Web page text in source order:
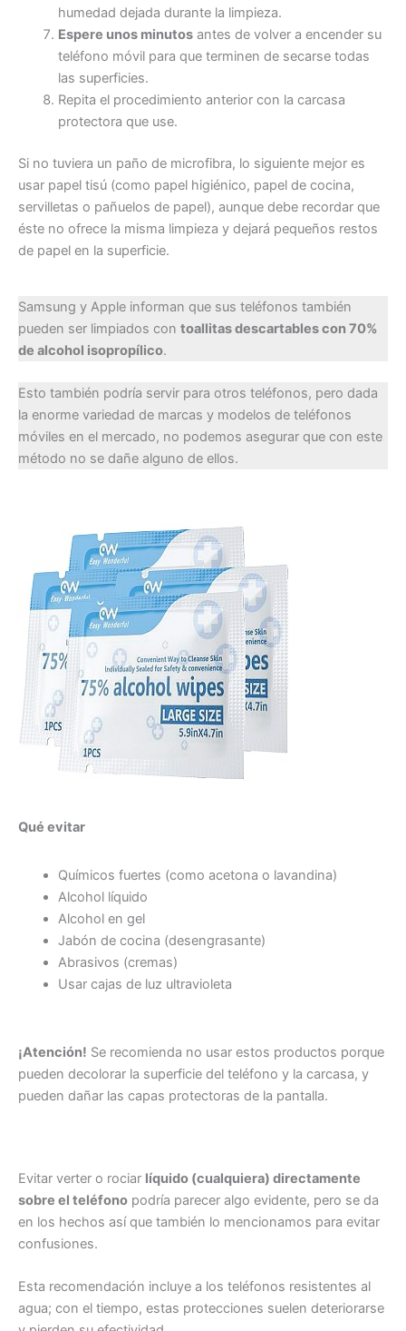
humedad dejada durante la limpieza.
Espere unos minutosantes de volver a encender su
teléfono móvil para que terminen de secarse todas
las superficies.
Repita el procedimiento anterior con la carcasa
protectora que use.
Si no tuviera un paño de microfibra, lo siguiente mejor es
usar papel tisú (como papel higiénico, papel de cocina,
servilletas o pañuelos de papel), aunque debe recordar que
éste no ofrece la misma limpieza y dejará pequeños restos
de papel en la superficie.
Samsung y Apple informan que sus teléfonos también
pueden ser limpiados con toallitas descartables con 70%
de alcohol isopropílico.
Esto también podría servir para otros teléfonos, pero dada
la enorme variedad de marcas y modelos de teléfonos
móviles en el mercado, no podemos asegurar que con este
método no se dañe alguno de ellos.
Qué evitar
Químicos fuertes (como acetona o lavandina)
Alcohol líquido
Alcohol en gel
Jabón de cocina (desengrasante)
Abrasivos (cremas)
Usar cajas de luz ultravioleta
¡Atención! Se recomienda no usar estos productos porque
pueden decolorar la superficie del teléfono y la carcasa, y
pueden dañar las capas protectoras de la pantalla.
Evitar verter o rociar líquido (cualquiera) directamente
sobre el teléfono podría parecer algo evidente, pero se da
en los hechos así que también lo mencionamos para evitar
confusiones.
Esta recomendación incluye a los teléfonos resistentes al
agua; con el tiempo, estas protecciones suelen deteriorarse